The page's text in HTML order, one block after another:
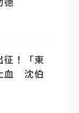
征！「東
血 沈伯